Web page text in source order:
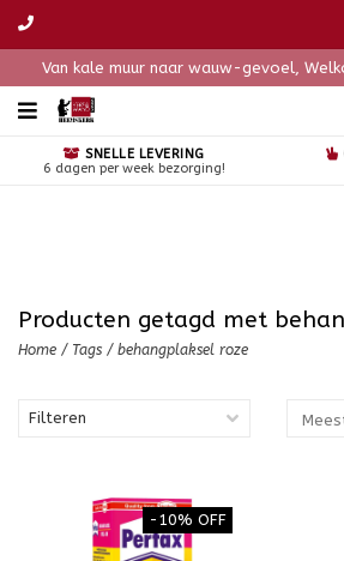
Van kale muur naar wauw-gevoel,
SNELLE LEVERING
6 dagen per week bezorging!
Producten getagd met
Home / Tags / behangplaksel roze
Filteren
-10% OFF